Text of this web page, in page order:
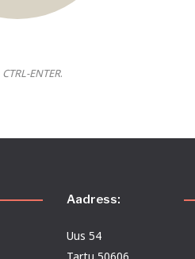
CTRL-ENTER.
Aadress:
Uus 54